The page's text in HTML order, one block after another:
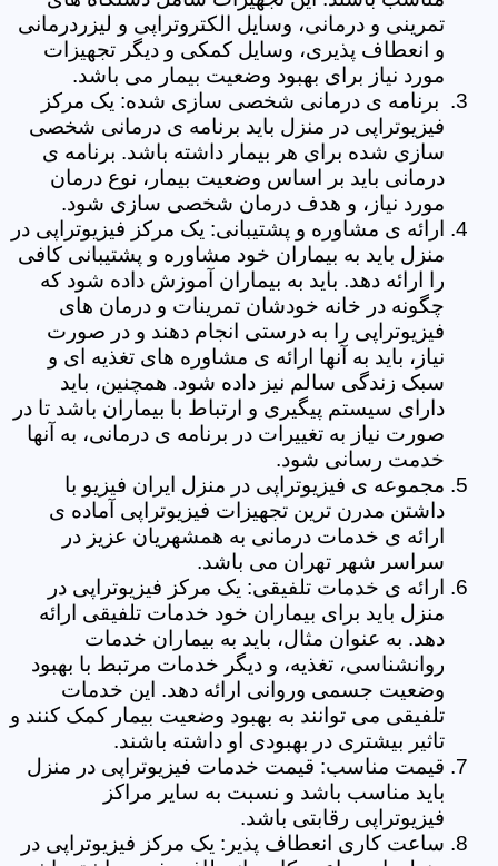
تمرینی و درمانی، وسایل الکتروتراپی و لیزردرمانی
و انعطاف پذیری، وسایل کمکی و دیگر تجهیزات
مورد نیاز برای بهبود وضعیت بیمار می باشد.
برنامه ی درمانی شخصی سازی شده: یک مرکز
فیزیوتراپی در منزل باید برنامه ی درمانی شخصی
سازی شده برای هر بیمار داشته باشد. برنامه ی
درمانی باید بر اساس وضعیت بیمار، نوع درمان
مورد نیاز، و هدف درمان شخصی سازی شود.
ارائه ی مشاوره و پشتیبانی: یک مرکز فیزیوتراپی در
منزل باید به بیماران خود مشاوره و پشتیبانی کافی
را ارائه دهد. باید به بیماران آموزش داده شود که
چگونه در خانه خودشان تمرینات و درمان های
فیزیوتراپی را به درستی انجام دهند و در صورت
نیاز، باید به آنها ارائه ی مشاوره های تغذیه ای و
سبک زندگی سالم نیز داده شود. همچنین، باید
دارای سیستم پیگیری و ارتباط با بیماران باشد تا در
صورت نیاز به تغییرات در برنامه ی درمانی، به آنها
خدمت رسانی شود.
مجموعه ی فیزیوتراپی در منزل ایران فیزیو با
داشتن مدرن ترین تجهیزات فیزیوتراپی آماده ی
ارائه ی خدمات درمانی به همشهریان عزیز در
سراسر شهر تهران می باشد.
ارائه ی خدمات تلفیقی: یک مرکز فیزیوتراپی در
منزل باید برای بیماران خود خدمات تلفیقی ارائه
دهد. به عنوان مثال، باید به بیماران خدمات
روانشناسی، تغذیه، و دیگر خدمات مرتبط با بهبود
وضعیت جسمی وروانی ارائه دهد. این خدمات
تلفیقی می توانند به بهبود وضعیت بیمار کمک کنند و
تاثیر بیشتری در بهبودی او داشته باشند.
قیمت مناسب: قیمت خدمات فیزیوتراپی در منزل
باید مناسب باشد و نسبت به سایر مراکز
فیزیوتراپی رقابتی باشد.
ساعت کاری انعطاف پذیر: یک مرکز فیزیوتراپی در